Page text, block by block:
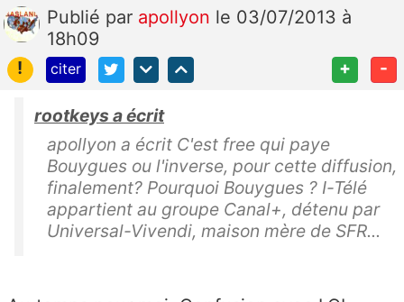
Publié par apollyon le 03/07/2013 à
18h09
!
citer + -
rootkeys a écrit
apollyon a écrit C'est free qui paye
Bouygues ou l'inverse, pour cette diffusion,
finalement? Pourquoi Bouygues ? I-Télé
appartient au groupe Canal+, détenu par
Universal-Vivendi, maison mère de SFR...